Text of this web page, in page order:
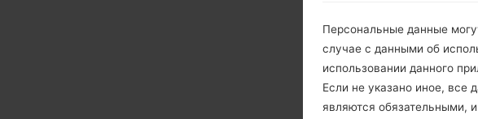
Персональные данные
случае с данными об
использовании данного
Если не указано иное, все
являются обязательными,